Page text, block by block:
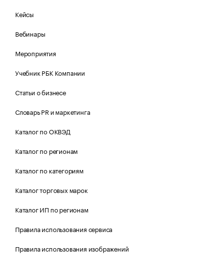
Кейсы
Вебинары
Мероприятия
Учебник РБК Компании
Статьи о бизнесе
Словарь PR и маркетинга
Каталог по ОКВЭД
Каталог по регионам
Каталог по категориям
Каталог торговых марок
Каталог ИП по регионам
Правила использования сервиса
Правила использования изображений